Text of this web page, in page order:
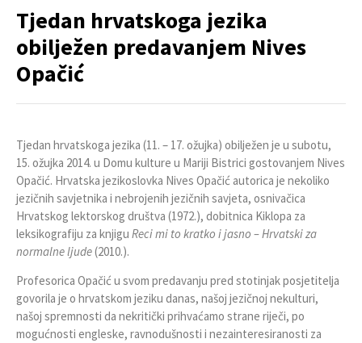
Tjedan hrvatskoga jezika
obilježen predavanjem Nives
Opačić
Tjedan hrvatskoga jezika (11. – 17. ožujka) obilježen je u subotu,
15. ožujka 2014. u Domu kulture u Mariji Bistrici gostovanjem Nives
Opačić. Hrvatska jezikoslovka Nives Opačić autorica je nekoliko
jezičnih savjetnika i nebrojenih jezičnih savjeta, osnivačica
Hrvatskog lektorskog društva (1972.), dobitnica Kiklopa za
leksikografiju za knjigu Reci mi to kratko i jasno – Hrvatski za
normalneljude(2010.).
Profesorica Opačić u svom predavanju pred stotinjak posjetitelja
govorila je o hrvatskom jeziku danas, našoj jezičnoj nekulturi,
našoj spremnosti da nekritički prihvaćamo strane riječi, po
mogućnosti engleske, ravnodušnosti i nezainteresiranosti za